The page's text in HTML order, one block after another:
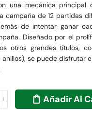
una mecánica
campaña de 12 partidas
de intentar ganar
Diseñado por el
otros grandes títulos,
anillos), se puede disfrutar
Añadir Al